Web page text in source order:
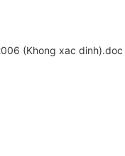
(Khong xac dinh).doc